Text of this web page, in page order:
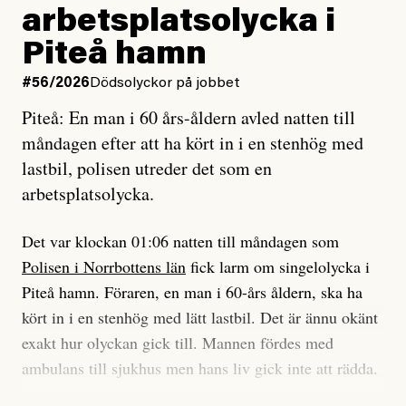
Vad betyder det att vara en röd, grön och oberoende
tidning?
Vad är bra journalistik?
Ett försök till korta svar som jag hoppas kan förtydliga
för Kuhn och Sassarinis-McGowan och andra hur jag
som chefredaktör ser på Dagens ETC:s uppdrag och
roll.
Vi skriver för våra läsare som vill bli informerade,
överraskade, bekräftade, utmanade – och som kräver
att vi granskar allt och alla.
Vi är som sagt en röd, grön och oberoende tidning.
Det betyder en annan journalistik än vad du hittar i
enligt uråldrig metod
och lade min sista ungdom
på att laga en gammal bod.
Jag sökte ljuset och meningen,
efter det som var rent, rätt och sant,
och aldrig såg jag det klarare än
när jag ombord på bussen hjälpte en tant.
#23/2026Intervjun
Jesper Lundby: ”Livet i sig
är ganska politiskt”
arbetsplatsolycka i
Piteå hamn
#56/2026 Dödsolyckor på jobbet
Piteå: En man i 60 års-åldern avled natten till
måndagen efter att ha kört in i en stenhög med
lastbil, polisen utreder det som en
arbetsplatsolycka.
Det var klockan 01:06 natten till måndagen som
Polisen i Norrbottens län fick larm om singelolycka i
Piteå hamn. Föraren, en man i 60-års åldern, ska ha
kört in i en stenhög med lätt lastbil. Det är ännu okänt
exakt hur olyckan gick till. Mannen fördes med
ambulans till sjukhus men hans liv gick inte att rädda.